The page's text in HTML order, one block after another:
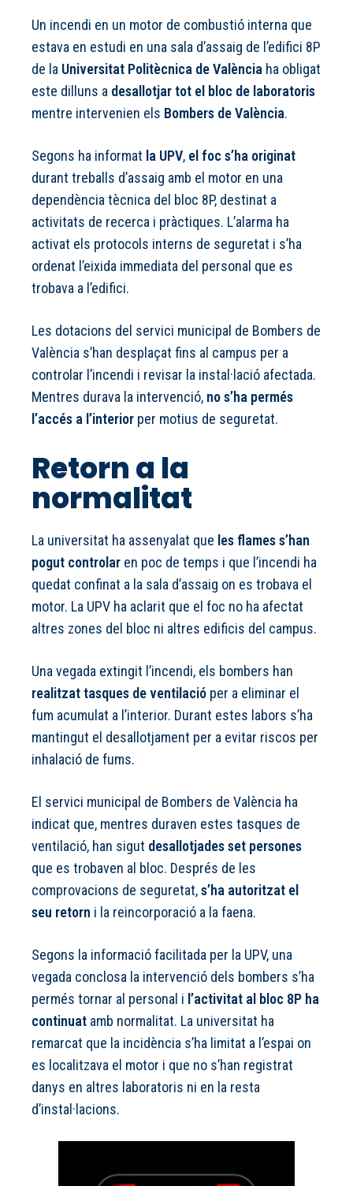
Un incendi en un motor de combustió interna que
estava en estudi en una sala d’assaig de l’edifici 8P
de la Universitat Politècnica de València ha obligat
este dilluns a desallotjar tot el bloc de laboratoris
mentre intervenien els Bombers de València.
Segons ha informat la UPV, el foc s’ha originat
durant treballs d’assaig amb el motor en una
dependència tècnica del bloc 8P, destinat a
activitats de recerca i pràctiques. L’alarma ha
activat els protocols interns de seguretat i s’ha
ordenat l’eixida immediata del personal que es
trobava a l’edifici.
Les dotacions del servici municipal de Bombers de
València s’han desplaçat fins al campus per a
controlar l’incendi i revisar la instal·lació afectada.
Mentres durava la intervenció, no s’ha permés
l’accés a l’interior per motius de seguretat.
Retorn a la
normalitat
La universitat ha assenyalat que les flames s’han
pogut controlar en poc de temps i que l’incendi ha
quedat confinat a la sala d’assaig on es trobava el
motor. La UPV ha aclarit que el foc no ha afectat
altres zones del bloc ni altres edificis del campus.
Una vegada extingit l’incendi, els bombers han
realitzat tasques de ventilació per a eliminar el
fum acumulat a l’interior. Durant estes labors s’ha
mantingut el desallotjament per a evitar riscos per
inhalació de fums.
El servici municipal de Bombers de València ha
indicat que, mentres duraven estes tasques de
ventilació, han sigut desallotjades set persones
que es trobaven al bloc. Després de les
comprovacions de seguretat,s’ha autoritzat el
seu retorn i la reincorporació a la faena.
Segons la informació facilitada per la UPV, una
vegada conclosa la intervenció dels bombers s’ha
permés tornar al personal i l’activitat al bloc 8P ha
continuat amb normalitat. La universitat ha
remarcat que la incidència s’ha limitat a l’espai on
es localitzava el motor i que no s’han registrat
danys en altres laboratoris ni en la resta
d’instal·lacions.